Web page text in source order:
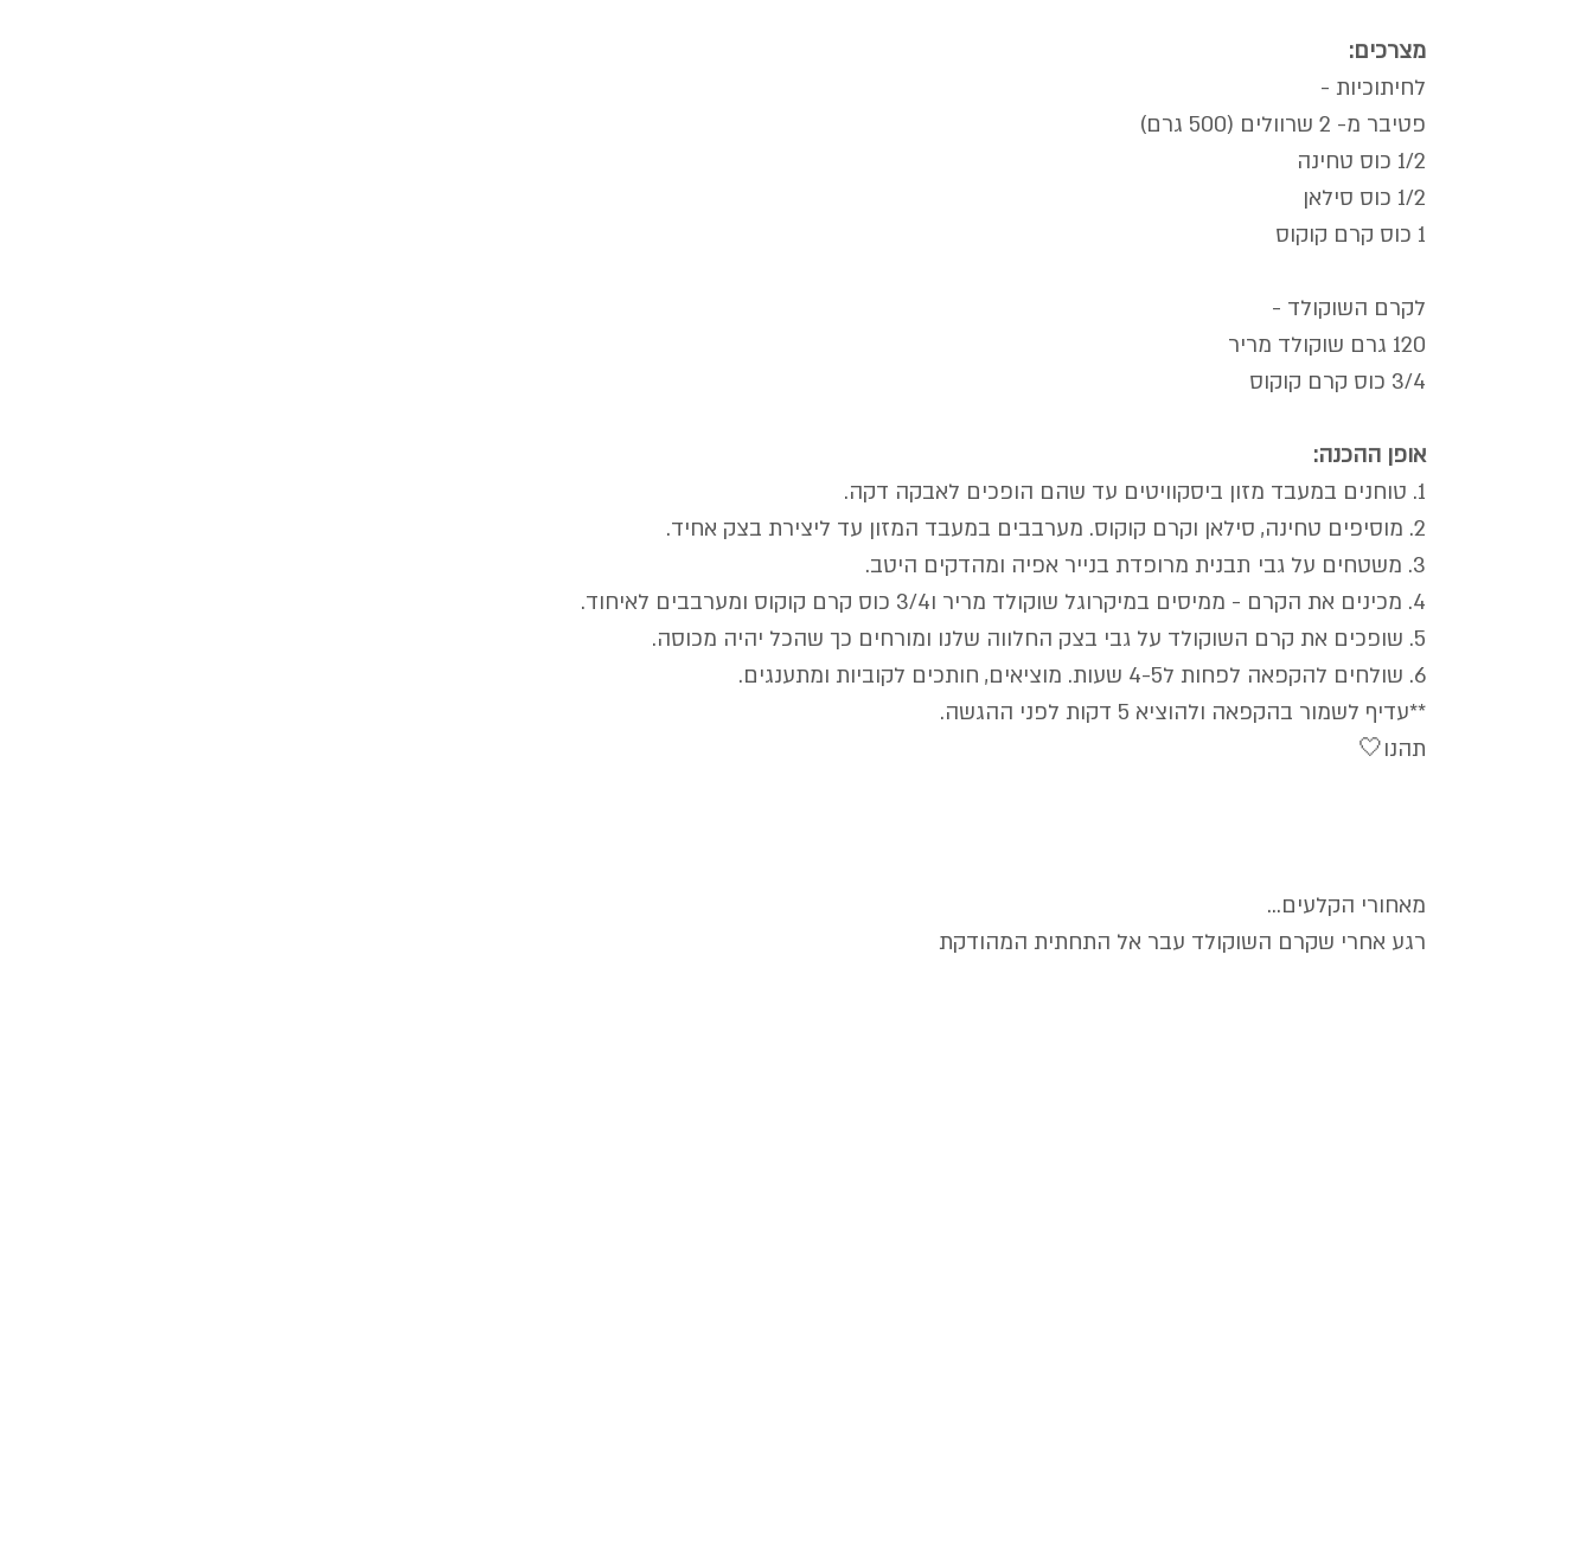
מצרכים:
לחיתוכיות -
פטיבר מ- 2 שרוולים (500 גרם)
1/2 כוס טחינה
1/2 כוס סילאן
1 כוס קרם קוקוס
לקרם השוקולד -
120 גרם שוקולד מריר
3/4 כוס קרם קוקוס
אופן ההכנה:
1. טוחנים במעבד מזון ביסקוויטים עד שהם הופכים לאבקה דקה.
2. מוסיפים טחינה, סילאן וקרם קוקוס. מערבבים במעבד המזון עד ליצירת בצק אחיד.
3. משטחים על גבי תבנית מרופדת בנייר אפיה ומהדקים היטב.
4. מכינים את הקרם - ממיסים במיקרוגל שוקולד מריר ו3/4 כוס קרם קוקוס ומערבבים לאיחוד.
5. שופכים את קרם השוקולד על גבי בצק החלווה שלנו ומורחים כך שהכל יהיה מכוסה.
6. שולחים להקפאה לפחות ל4-5 שעות. מוציאים, חותכים לקוביות ומתענגים.
**עדיף לשמור בהקפאה ולהוציא 5 דקות לפני ההגשה.
תהנו🤍
מאחורי הקלעים...
רגע אחרי שקרם השוקולד עבר אל התחתית המהודקת